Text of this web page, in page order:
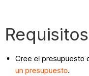
Cree el presupuesto
un presupuesto.